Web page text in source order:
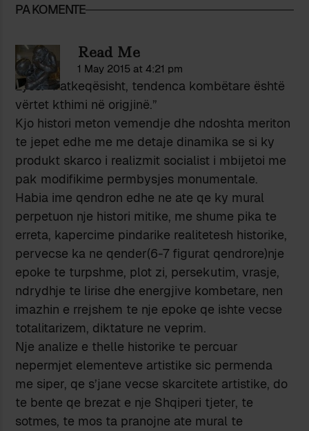
PA KOMENTE
Read Me
1 May 2015 at 4:21 pm
Lyss: “Fatkeqësisht, tendenca kombëtare është
vërtet kthimi në origjinë.”
Kjo histori meton vemendje dhe ndoshta meriton
te jepet edhe me me detaje dinamika se si ky
produkt skarco i realizmit socialist i mbijetoi me
pak modifikime permbysjes monumentale.
Habia ime qendron edhe ne ate qe ky mural
perpetuon nje histori mitike, me shume pika te
erreta, kapercime pindarike realitetesh historike,
pervecse ka ne qender(6-7 figurat qendrore)nje
epoke te turpshme, plot zi, persekutim, vrasje,
ndrydhje te lirise dhe energjive kombetare, nen
imazhin e rrejshem te nje epoke qe ishte vecse
totalitarizem, diktature ne veprim.
Nje analize e thelle historike te percuar
nepermjet elementeve artistike sic permenda
me siper, qe s’jane vecse skarcitete artistike, do
te bente qe brezat e nje Shqiperi tjeter, te
sotmes, te mos ta pranojne ate mural te